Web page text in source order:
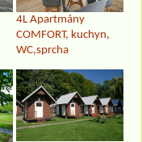
4L Apartmány
COMFORT, kuchyn,
WC,sprcha